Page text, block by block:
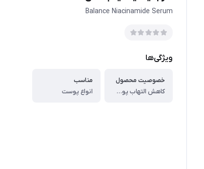
Balance Niacinamide Serum
ویژگی‌ها
خصوصیت محصول
کاهش التهاب پوست ، حاوی عصاره های گیاهی
مناسب
انواع پوست